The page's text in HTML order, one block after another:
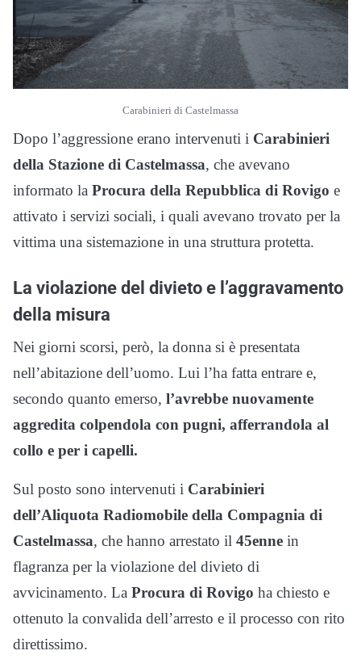
Carabinieri di Castelmassa
Dopo l’aggressione erano intervenuti i Carabinieri
della Stazione di Castelmassa, che avevano
informato la Procura della Repubblica di Rovigo e
attivato i servizi sociali, i quali avevano trovato per la
vittima una sistemazione in una struttura protetta.
La violazione del divieto e l’aggravamento
della misura
Nei giorni scorsi, però, la donna si è presentata
nell’abitazione dell’uomo. Lui l’ha fatta entrare e,
secondo quanto emerso, l’avrebbe nuovamente
aggredita colpendola con pugni, afferrandola al
collo e per i capelli.
Sul posto sono intervenuti i Carabinieri
dell’Aliquota Radiomobile della Compagnia di
Castelmassa, che hanno arrestato il 45enne in
flagranza per la violazione del divieto di
avvicinamento. La Procura di Rovigo ha chiesto e
ottenuto la convalida dell’arresto e il processo con rito
direttissimo.